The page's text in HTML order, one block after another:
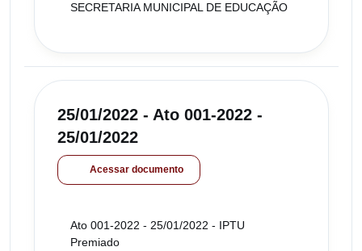
SECRETARIA MUNICIPAL DE EDUCAÇÃO
25/01/2022 - Ato 001-2022 -
25/01/2022
Acessar documento
Ato 001-2022 - 25/01/2022 - IPTU
Premiado